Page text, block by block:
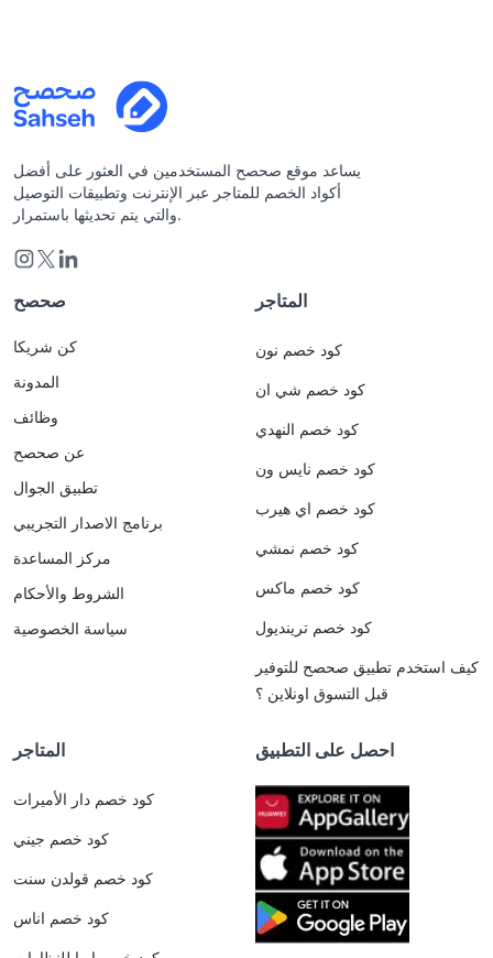
يساعد موقع صحصح المستخدمين في العثور على أفضل
أكواد الخصم للمتاجر عبر الإنترنت وتطبيقات التوصيل
والتي يتم تحديثها باستمرار.
صحصح
كن شريكا
المدونة
وظائف
عن صحصح
تطبيق الجوال
برنامج الاصدار التجريبي
مركز المساعدة
الشروط والأحكام
سياسة الخصوصية
المتاجر
كود خصم نون
كود خصم شي ان
كود خصم النهدي
كود خصم نايس ون
كود خصم اي هيرب
كود خصم نمشي
كود خصم ماكس
كود خصم ترينديول
كيف استخدم تطبيق صحصح للتوفير
قبل التسوق اونلاين ؟
المتاجر
كود خصم دار الأميرات
كود خصم جيني
كود خصم قولدن سنت
كود خصم اناس
احصل على التطبيق